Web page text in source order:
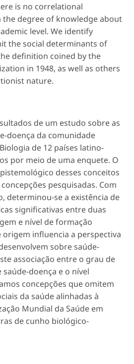
is no correlational
the degree of knowledge about
level. We identify
the social determinants of
definition coined by the
in 1948, as well as others
nature.
de um estudo sobre as
doença da comunidade
de 12 países latino-
por meio de uma enquete. O
desses conceitos
pesquisadas. Com
determinou-se a existência de
significativas entre duas
e nível de formação
origem influencia a perspectiva
sobre saúde-
associação entre o grau de
doença e o nível
concepções que omitem
da saúde alinhadas à
Mundial da Saúde em
de cunho biológico-